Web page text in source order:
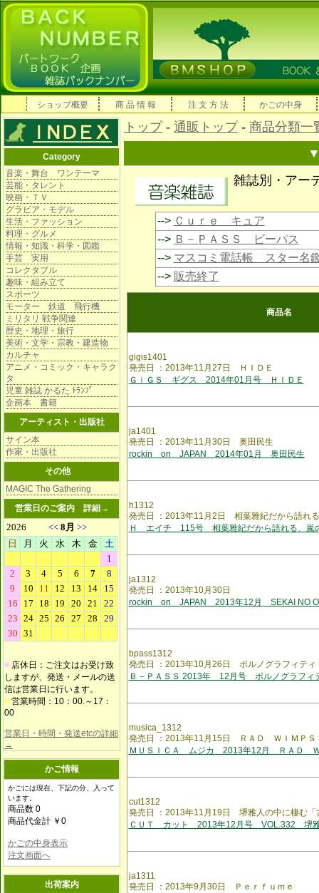
ショップ概要 商 品 情 報 注 文 方 法 かごの中身
Category
音楽・舞台 ワンテーマ
芸能・タレント
映画・ＴＶ
グラビア・モデル
生活・ファッション
料理・グルメ
情報・知識・科学・図鑑
手芸 実用
コレクタブル
趣味・組み立て
スポーツ
モーター 鉄道 飛行機
ミリタリ 戦争関連
歴史・地理・旅行
美術・文学・宗教・建造物
カルチャ
アニメ・コミック・キャラク
タ
児童 雑誌 かるた ﾄﾗﾝﾌﾟ
企画本 書籍
アーティスト・出版社
サイン本
作家・出版社
その他
MAGIC The Gathering
営業日のご案内 詳細→
■ 店休日：ご注文はお受け致
しますが、発送・メールの送
信は営業日に行います。
■ 営業時間：10：00.～17：
00
営業日・時間・発送etcの詳細
→
かご情報
かごには現在、下記の分、入って
います。
商品数 0
商品代金計 ￥0
かごの中身表示
注文画面へ
出荷案内
トップ- 通販トップ- 商品分類一
雑誌別・アー
--> Ｃｕｒｅ キュア
--> Ｂ－ＰＡＳＳ ビーパス
--> マスコミ電話帳 スター名
--> 販売終了
商品名
gigis1401
発売日 ：2013年11月27日 ＨＩＤＥ
ＧｉＧＳ ギグス 2014年01月号 ＨＩＤＥ
ja1401
発売日 ：2013年11月30日 奥田民生
rockin on JAPAN 2014年01月 奥田民生
h1312
発売日 ：2013年11月2日 相葉雅紀だから語れ
Ｈ エイチ 115号 相葉雅紀だから語れる、嵐
ja1312
発売日 ：2013年10月30日
rockin on JAPAN 2013年12月 SEKAI NO
bpass1312
発売日 ：2013年10月26日 ポルノグラフィティ
Ｂ－ＰＡＳＳ 2013年 12月号 ポルノグラフィ
musica_1312
発売日 ：2013年11月15日 ＲＡＤ ＷＩＭＰＳ
ＭＵＳＩＣＡ ムジカ 2013年12月 ＲＡＤ
cut1312
発売日 ：2013年11月19日 堺雅人の中に棲む「
ＣＵＴ カット 2013年12月号 VOL.332 堺
ja1311
発売日 ：2013年9月30日 Ｐｅｒｆｕｍｅ